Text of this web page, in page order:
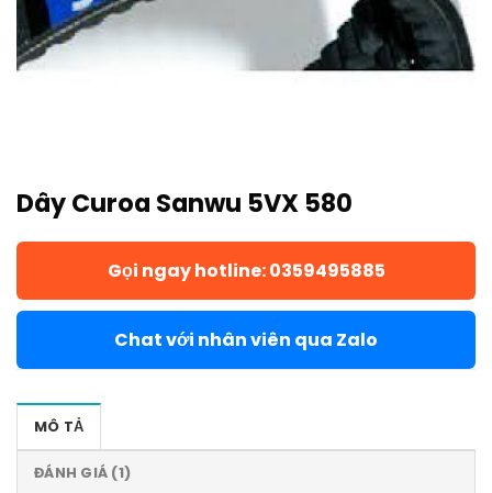
Dây Curoa Sanwu 5VX 580
Gọi ngay hotline: 0359495885
Chat với nhân viên qua Zalo
MÔ TẢ
ĐÁNH GIÁ (1)